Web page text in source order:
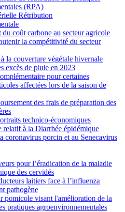
(RPA)
Rétribution
du coût carbone au secteur agricole
la compétitivité du secteur
la couverture végétale hivernale
excès de pluie en 2023
pour certaines
affectées lors de la saison de
des frais de préparation des
technico-économiques
relatif à la Diarrhée épidémique
coronavirus porcin et au Senecavirus
pour l’éradication de la maladie
des cervidés
laitiers face à l’influenza
pathogène
pomicole visant l'amélioration de la
pratiques agroenvironnementales